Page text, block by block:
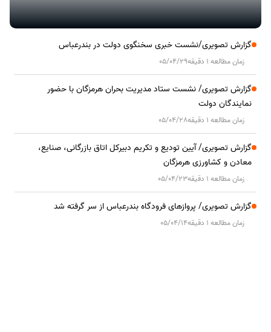
گزارش تصویری/نشست خبری سخنگوی دولت در بندرعباس
زمان مطالعه 1 دقیقه 05/04/29
گزارش تصویری/ نشست ستاد مدیریت بحران هرمزگان با حضور
نمایندگان دولت
زمان مطالعه 1 دقیقه 05/04/28
گزارش تصویری/ آیین تودیع و تکریم دبیرکل اتاق بازرگانی، صنایع،
معادن و کشاورزی هرمزگان
زمان مطالعه 1 دقیقه 05/04/23
گزارش تصویری/ پروازهای فرودگاه بندرعباس از سر گرفته شد
زمان مطالعه 1 دقیقه 05/04/14